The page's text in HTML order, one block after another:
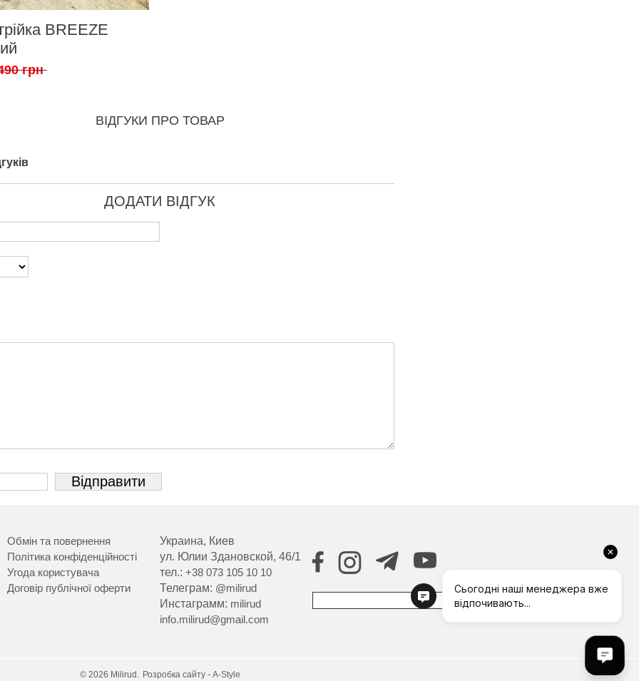
BREEZE
грн
ВІДГУКИ ПРО ТОВАР
ДОДАТИ ВІДГУК
Обмін та повернення
Політика конфіденційності
Угода користувача
Договір публічної оферти
Украина, Киев
ул. Юлии Здановской, 46/1
тел.: +38 073 105 10 10
Телеграм: @milirud
Инстаграмм: milirud
info.milirud@gmail.com
© 2026 Milirud. Розробка сайту - A-Style